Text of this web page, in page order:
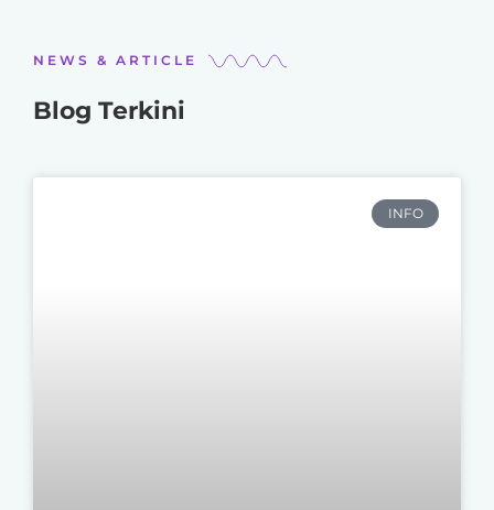
NEWS & ARTICLE
Blog Terkini
INFO